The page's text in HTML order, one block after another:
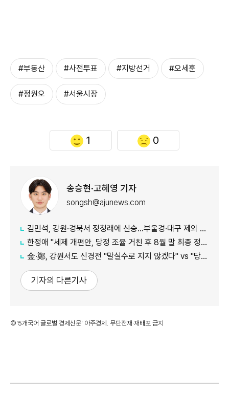
#부동산 #사전투표 #지방선거 #오세훈
#정원오 #서울시장
1 0
송승현·고혜영 기자
songsh@ajunews.com
김민석, 강원·경북서 정청래에 신승…부울경·대구 제외 모두 웃었다
한정애 "세제 개편안, 당정 조율 거친 후 8월 말 최종 정리 가능"
金·鄭, 강원서도 신경전 "말실수로 지지 않겠다" vs "당대표인 양 행동"
기자의 다른기사
©'5개국어 글로벌 경제신문' 아주경제. 무단전재·재배포 금지